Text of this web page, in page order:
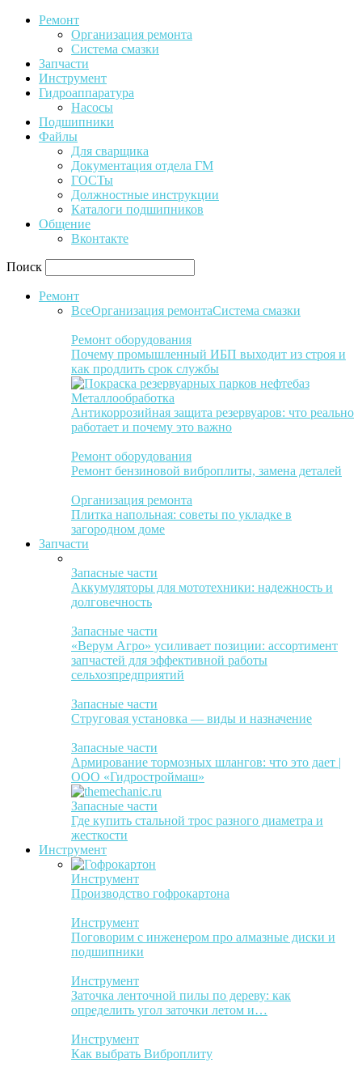
Ремонт
Организация ремонта
Система смазки
Запчасти
Инструмент
Гидроаппаратура
Насосы
Подшипники
Файлы
Для сварщика
Документация отдела ГМ
ГОСТы
Должностные инструкции
Каталоги подшипников
Общение
Вконтакте
Поиск
Ремонт
ВсеОрганизация ремонтаСистема смазки
Ремонт оборудования
Почему промышленный ИБП выходит из строя и
как продлить срок службы
Металлообработка
Антикоррозийная защита резервуаров: что реально
работает и почему это важно
Ремонт оборудования
Ремонт бензиновой виброплиты, замена деталей
Организация ремонта
Плитка напольная: советы по укладке в
загородном доме
Запчасти
Запасные части
Аккумуляторы для мототехники: надежность и
долговечность
Запасные части
«Верум Агро» усиливает позиции: ассортимент
запчастей для эффективной работы
сельхозпредприятий
Запасные части
Струговая установка — виды и назначение
Запасные части
Армирование тормозных шлангов: что это дает |
ООО «Гидростроймаш»
Запасные части
Где купить стальной трос разного диаметра и
жесткости
Инструмент
Инструмент
Производство гофрокартона
Инструмент
Поговорим с инженером про алмазные диски и
подшипники
Инструмент
Заточка ленточной пилы по дереву: как
определить угол заточки летом и…
Инструмент
Как выбрать Виброплиту